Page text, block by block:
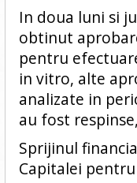
In doua luni si
obtinut
pentru
in vitro, alte
analizate in
au fost
Sprijinul
Capitalei